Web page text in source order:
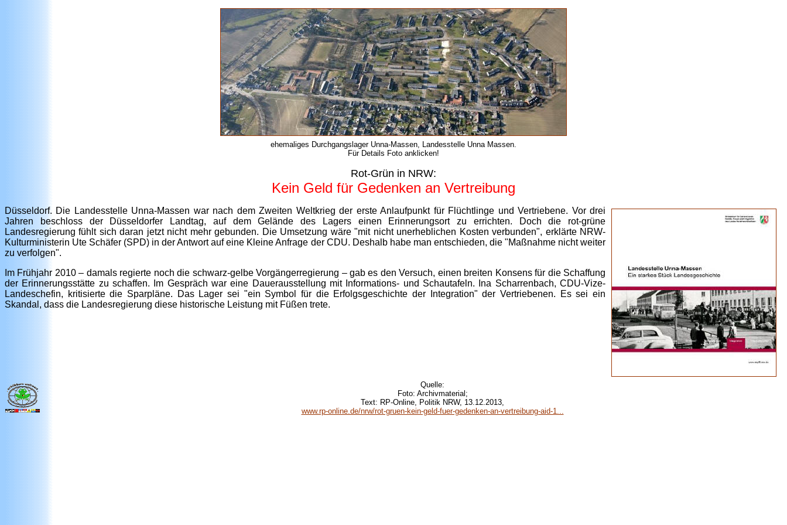
ehemaliges Durchgangslager Unna-Massen, Landesstelle Unna Massen.
Für Details Foto anklicken!
Rot-Grün in NRW:
Kein Geld für Gedenken an Vertreibung
Düsseldorf. Die Landesstelle Unna-Massen war nach dem Zweiten Weltkrieg der erste Anlaufpunkt für Flüchtlinge und Vertriebene. Vor drei
Jahren beschloss der Düsseldorfer Landtag, auf dem Gelände des Lagers einen Erinnerungsort zu errichten. Doch die rot-grüne
Landesregierung fühlt sich daran jetzt nicht mehr gebunden. Die Umsetzung wäre "mit nicht unerheblichen Kosten verbunden", erklärte NRW-
Kulturministerin Ute Schäfer (SPD) in der Antwort auf eine Kleine Anfrage der CDU. Deshalb habe man entschieden, die "Maßnahme nicht weiter
zu verfolgen".
Im Frühjahr 2010 – damals regierte noch die schwarz-gelbe Vorgängerregierung – gab es den Versuch, einen breiten Konsens für die Schaffung
der Erinnerungsstätte zu schaffen. Im Gespräch war eine Dauerausstellung mit Informations- und Schautafeln. Ina Scharrenbach, CDU-Vize-
Landeschefin, kritisierte die Sparpläne. Das Lager sei "ein Symbol für die Erfolgsgeschichte der Integration" der Vertriebenen. Es sei ein
Skandal, dass die Landesregierung diese historische Leistung mit Füßen trete.
Quelle:
Foto: Archivmaterial;
Text: RP-Online, Politik NRW, 13.12.2013,
www.rp-online.de/nrw/rot-gruen-kein-geld-fuer-gedenken-an-vertreibung-aid-1...